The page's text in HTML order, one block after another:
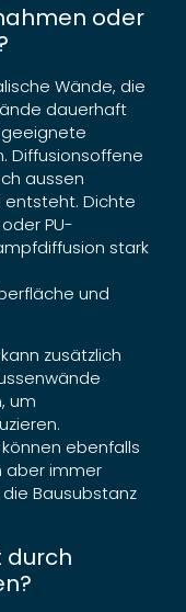
oder
Wände, die
dauerhaft
Diffusionsoffene
aussen
entsteht. Dichte
PU-
stark
und
zusätzlich
um
ebenfalls
aber immer
Bausubstanz
durch